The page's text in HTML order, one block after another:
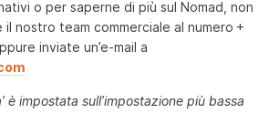
o per saperne di più sul Nomad, non
nostro team commerciale al numero +
inviate un’e-mail a
è impostata sull’impostazione più bassa